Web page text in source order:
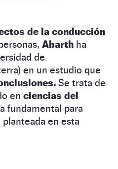
de la conducción
Abarth ha
de
en un estudio que
Se trata de
en ciencias del
fundamental para
en esta